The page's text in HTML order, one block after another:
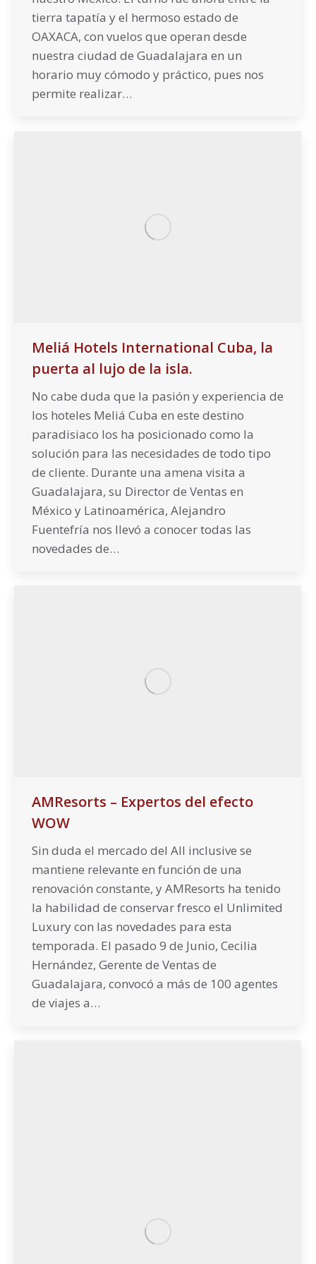
tierra tapatía y el hermoso estado de
OAXACA, con vuelos que operan desde
nuestra ciudad de Guadalajara en un
horario muy cómodo y práctico, pues nos
permite realizar…
Meliá Hotels International Cuba, la
puerta al lujo de la isla.
No cabe duda que la pasión y experiencia de
los hoteles Meliá Cuba en este destino
paradisiaco los ha posicionado como la
solución para las necesidades de todo tipo
de cliente. Durante una amena visita a
Guadalajara, su Director de Ventas en
México y Latinoamérica, Alejandro
Fuentefría nos llevó a conocer todas las
novedades de…
AMResorts – Expertos del efecto
WOW
Sin duda el mercado del All inclusive se
mantiene relevante en función de una
renovación constante, y AMResorts ha tenido
la habilidad de conservar fresco el Unlimited
Luxury con las novedades para esta
temporada. El pasado 9 de Junio, Cecilia
Hernández, Gerente de Ventas de
Guadalajara, convocó a más de 100 agentes
de viajes a…